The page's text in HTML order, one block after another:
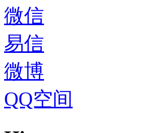
微信
易信
微博
QQ空间